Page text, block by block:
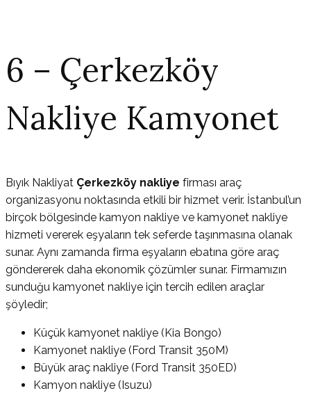
6 – Çerkezköy
Nakliye Kamyonet
Bıyık Nakliyat Çerkezköy nakliye firması araç
organizasyonu noktasında etkili bir hizmet verir. İstanbul’un
birçok bölgesinde kamyon nakliye ve kamyonet nakliye
hizmeti vererek eşyaların tek seferde taşınmasına olanak
sunar. Aynı zamanda firma eşyaların ebatına göre araç
göndererek daha ekonomik çözümler sunar. Firmamızın
sunduğu kamyonet nakliye için tercih edilen araçlar
şöyledir;
Küçük kamyonet nakliye (Kia Bongo)
Kamyonet nakliye (Ford Transit 350M)
Büyük araç nakliye (Ford Transit 350ED)
Kamyon nakliye (Isuzu)